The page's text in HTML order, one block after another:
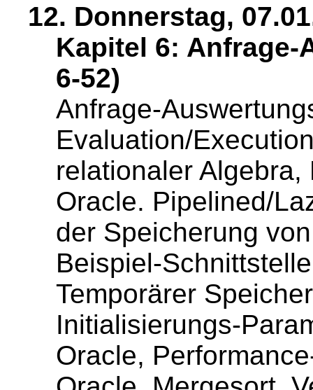
12. Donnerstag,
Kapitel 6: Anfrage-
6-52)
Anfrage-
Evaluation/
relationaler
Oracle. Pipelined/
der Speicherung
Beispiel-
Temporärer
Initialisierungs-
Oracle,